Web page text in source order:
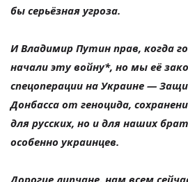
бы серьёзная угроза.
И Владимир Путин прав, когда
начали эту войну*, но мы её
спецоперации на Украине —
Донбасса от геноцида,
для русских, но и для наших
особенно украинцев.